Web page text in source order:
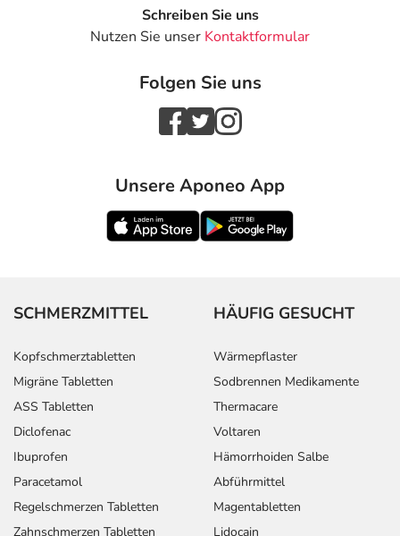
Schreiben Sie uns
Nutzen Sie unser Kontaktformular
Folgen Sie uns
Unsere Aponeo App
SCHMERZMITTEL
Kopfschmerztabletten
Migräne Tabletten
ASS Tabletten
Diclofenac
Ibuprofen
Paracetamol
Regelschmerzen Tabletten
Zahnschmerzen Tabletten
HÄUFIG GESUCHT
Wärmepflaster
Sodbrennen Medikamente
Thermacare
Voltaren
Hämorrhoiden Salbe
Abführmittel
Magentabletten
Lidocain